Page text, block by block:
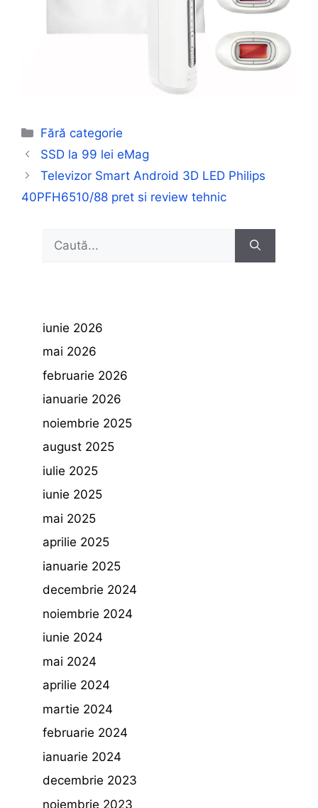
Categorii
Fără categorie
SSD la 99 lei eMag
Televizor Smart Android 3D LED Philips
40PFH6510/88 pret si review tehnic
după:
iunie 2026
mai 2026
februarie 2026
ianuarie 2026
noiembrie 2025
august 2025
iulie 2025
iunie 2025
mai 2025
aprilie 2025
ianuarie 2025
decembrie 2024
noiembrie 2024
iunie 2024
mai 2024
aprilie 2024
martie 2024
februarie 2024
ianuarie 2024
decembrie 2023
noiembrie 2023